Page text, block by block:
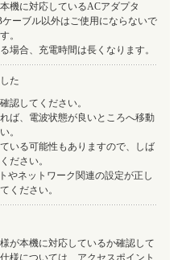
機に対応しているACアダプタ
ケーブル以外はご使用にならないで
。
場合、充電時間は長くなります。
た
認してください。
ば、電波状態が良いところへ移動
。
いる可能性もありますので、しば
ださい。
やネットワーク関連の設定が正し
ください。
が本機に対応しているか確認して